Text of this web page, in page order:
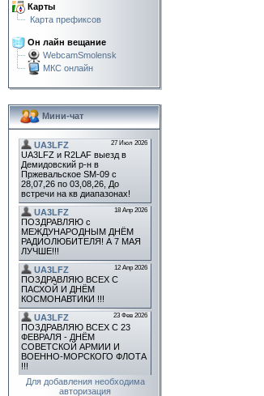
Карты
Карта префиксов
Он лайн вещание
WebcamSmolensk
МКС онлайн
Мини-чат
Для добавления необходима
авторизация